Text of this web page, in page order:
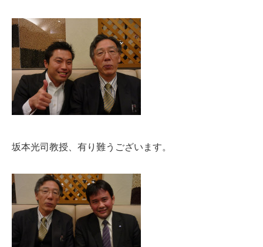
坂本光司教授、有り難うございます。